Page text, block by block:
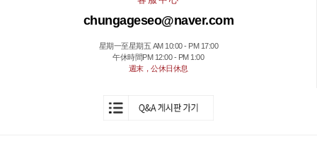
chungageseo@naver.com
星期一至星期五 AM 10:00 - PM 17:00
午休時間PM 12:00 - PM 1:00
週末，公休日休息